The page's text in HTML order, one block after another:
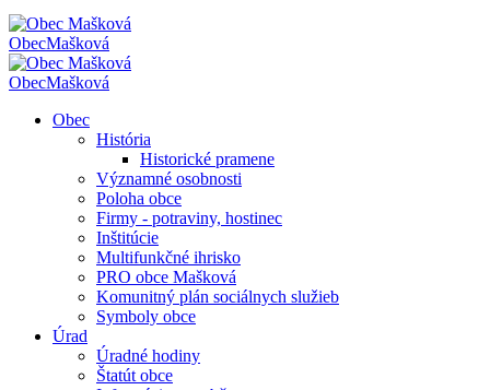
ObecMašková
ObecMašková
Obec
História
Historické pramene
Významné osobnosti
Poloha obce
Firmy - potraviny, hostinec
Inštitúcie
Multifunkčné ihrisko
PRO obce Mašková
Komunitný plán sociálnych služieb
Symboly obce
Úrad
Úradné hodiny
Štatút obce